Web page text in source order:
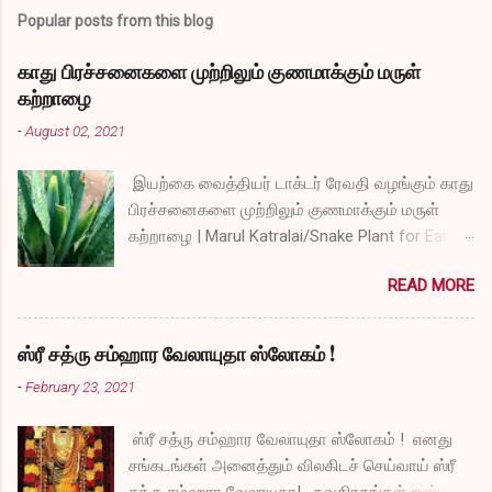
Popular posts from this blog
காது பிரச்சனைகளை முற்றிலும் குணமாக்கும் மருள்
கற்றாழை
-August 02, 2021
இயற்கை வைத்தியர் டாக்டர் ரேவதி வழங்கும் காது
பிரச்சனைகளை முற்றிலும் குணமாக்கும் மருள்
கற்றாழை | Marul Katralai/Snake Plant for Ear
READ MORE
ஸ்ரீ சத்ரு சம்ஹார வேலாயுதா ஸ்லோகம் !
-February 23, 2021
ஸ்ரீ சத்ரு சம்ஹார வேலாயுதா ஸ்லோகம் ! எனது
சங்கடங்கள் அனைத்தும் விலகிடச் செய்வாய் ஸ்ரீ